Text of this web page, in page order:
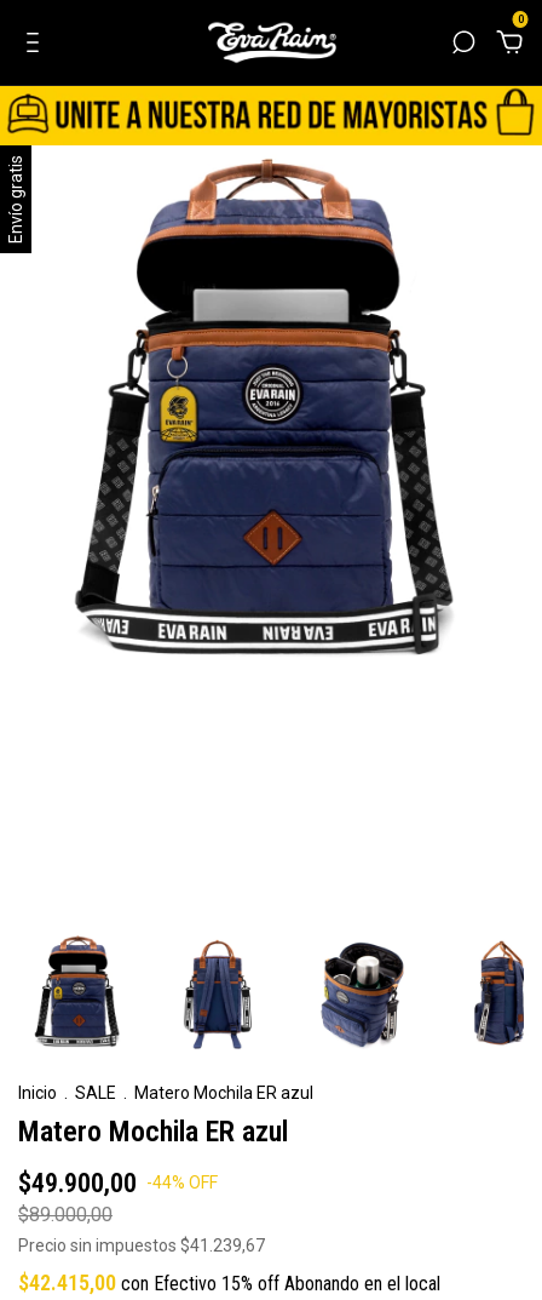
0
Envío gratis
Inicio SALE Matero Mochila ER azul
Matero Mochila ER azul
$49.900,00 -44% OFF
$89.000,00
Precio sin impuestos $41.239,67
$42.415,00 con Efectivo 15% off Abonando en el local